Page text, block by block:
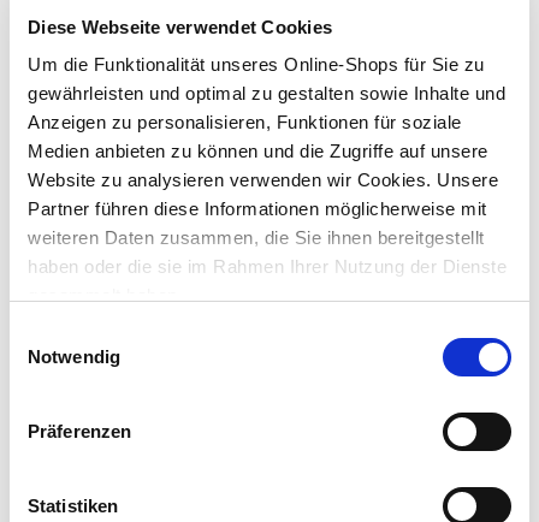
Diese Webseite verwendet Cookies
Um die Funktionalität unseres Online-Shops für Sie zu
gewährleisten und optimal zu gestalten sowie Inhalte und
Anzeigen zu personalisieren, Funktionen für soziale
Medien anbieten zu können und die Zugriffe auf unsere
Website zu analysieren verwenden wir Cookies. Unsere
Partner führen diese Informationen möglicherweise mit
weiteren Daten zusammen, die Sie ihnen bereitgestellt
haben oder die sie im Rahmen Ihrer Nutzung der Dienste
Notwendig
Präferenzen
Statistiken
keine UV- und Nah-IR-Strahlung
Lieferung nach Hause
Verfügbarkeit online: Auf Lager
Um Abholung im Markt nutzen zu können, wähle zunächst
einen Markt
Verfügbarkeit:
Jetzt prüfen und Markt auswählen
Beschreibung